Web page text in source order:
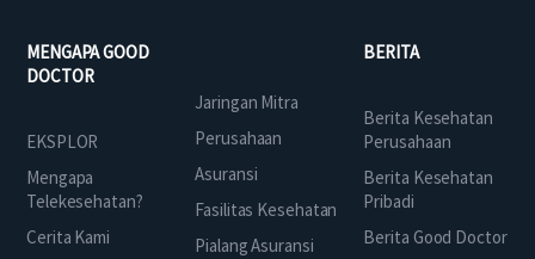
MENGAPA GOOD
DOCTOR
EKSPLOR
Mengapa
Telekesehatan?
Cerita Kami
Jaringan Mitra
Perusahaan
Asuransi
Fasilitas Kesehatan
Pialang Asuransi
BERITA
Berita Kesehatan
Perusahaan
Berita Kesehatan
Pribadi
Berita Good Doctor